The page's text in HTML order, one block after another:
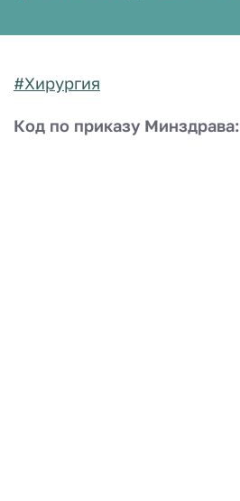
#Хирургия
Код по приказу Минздрава: